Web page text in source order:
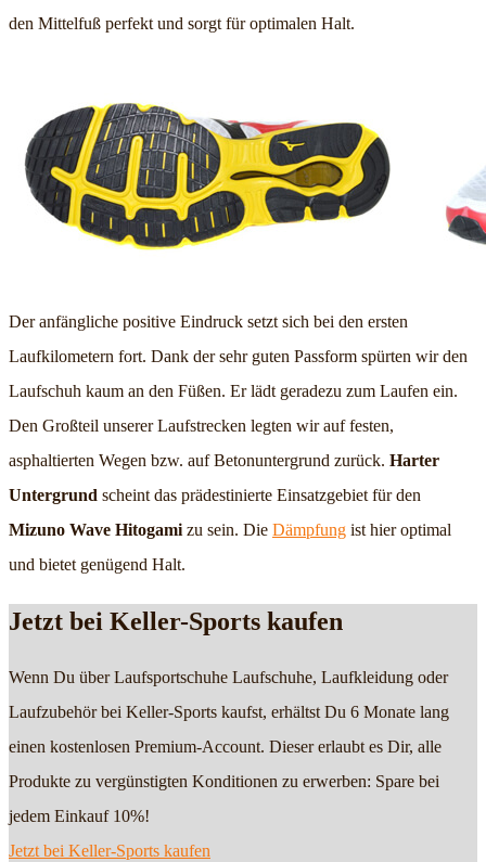
den Mittelfuß perfekt und sorgt für optimalen Halt.
Der anfängliche positive Eindruck setzt sich bei den ersten
Laufkilometern fort. Dank der sehr guten Passform spürten wir den
Laufschuh kaum an den Füßen. Er lädt geradezu zum Laufen ein.
Den Großteil unserer Laufstrecken legten wir auf festen,
asphaltierten Wegen bzw. auf Betonuntergrund zurück. Harter
Untergrund scheint das prädestinierte Einsatzgebiet für den
Mizuno Wave Hitogami zu sein. Die Dämpfung ist hier optimal
und bietet genügend Halt.
Jetzt bei Keller-Sports kaufen
Wenn Du über Laufsportschuhe Laufschuhe, Laufkleidung oder
Laufzubehör bei Keller-Sports kaufst, erhältst Du 6 Monate lang
einen kostenlosen Premium-Account. Dieser erlaubt es Dir, alle
Produkte zu vergünstigten Konditionen zu erwerben: Spare bei
jedem Einkauf 10%!
Jetzt bei Keller-Sports kaufen